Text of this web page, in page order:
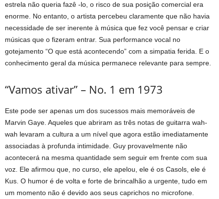
estrela não queria fazê -lo, o risco de sua posição comercial era
enorme. No entanto, o artista percebeu claramente que não havia
necessidade de ser inerente à música que fez você pensar e criar
músicas que o fizeram entrar. Sua performance vocal no
gotejamento “O que está acontecendo” com a simpatia ferida. E o
conhecimento geral da música permanece relevante para sempre.
“Vamos ativar” – No. 1 em 1973
Este pode ser apenas um dos sucessos mais memoráveis ​​de
Marvin Gaye. Aqueles que abriram as três notas de guitarra wah-
wah levaram a cultura a um nível que agora estão imediatamente
associadas à profunda intimidade. Guy provavelmente não
acontecerá na mesma quantidade sem seguir em frente com sua
voz. Ele afirmou que, no curso, ele apelou, ele é os Casols, ele é
Kus. O humor é de volta e forte de brincalhão a urgente, tudo em
um momento não é devido aos seus caprichos no microfone.